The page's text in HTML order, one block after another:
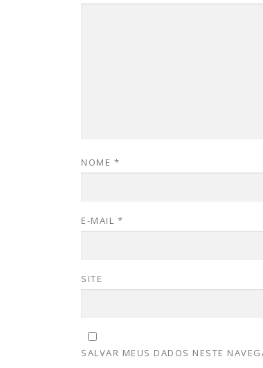
NOME *
E-MAIL *
SITE
SALVAR MEUS DADOS NESTE